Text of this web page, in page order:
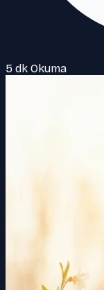
5 dk Okuma